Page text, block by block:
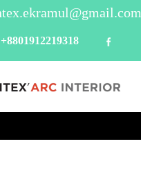
+8801912219318